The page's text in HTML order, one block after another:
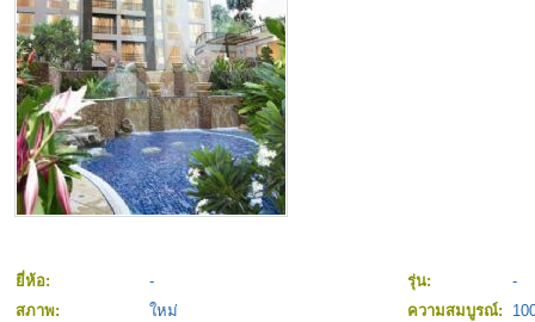
ยี่ห้อ: - รุ่น:
-
สภาพ:
ใหม่ ความสมบูรณ์: